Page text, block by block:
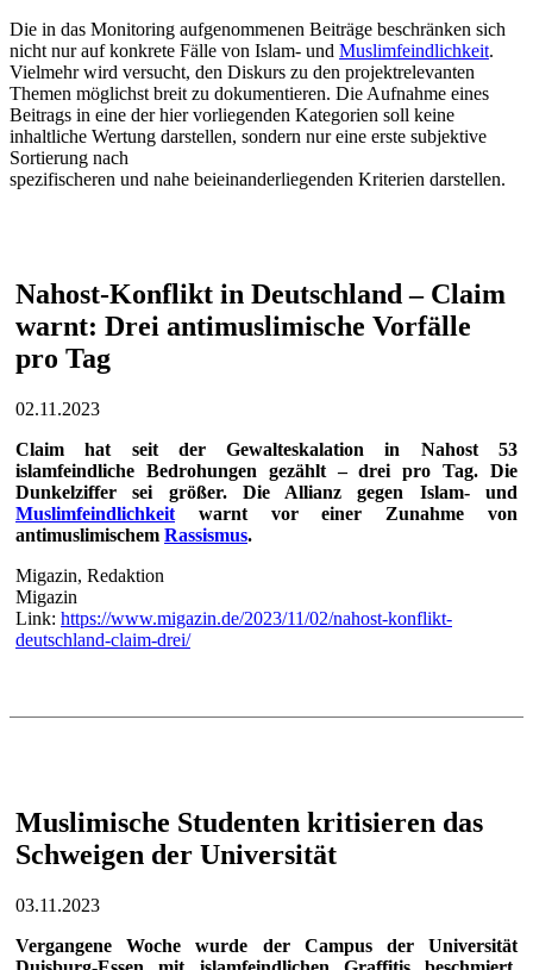
Die in das Monitoring aufgenommenen Beiträge beschränken sich
nicht nur auf konkrete Fälle von Islam- und Muslimfeindlichkeit.
Vielmehr wird versucht, den Diskurs zu den projektrelevanten
Themen möglichst breit zu dokumentieren. Die Aufnahme eines
Beitrags in eine der hier vorliegenden Kategorien soll keine
inhaltliche Wertung darstellen, sondern nur eine erste subjektive
Sortierung nach
spezifischeren und nahe beieinanderliegenden Kriterien darstellen.
Nahost-Konflikt in Deutschland – Claim
warnt: Drei antimuslimische Vorfälle
pro Tag
02.11.2023
Claim hat seit der Gewalteskalation in Nahost 53
islamfeindliche Bedrohungen gezählt – drei pro Tag. Die
Dunkelziffer sei größer. Die Allianz gegen Islam- und
Muslimfeindlichkeit warnt vor einer Zunahme von
antimuslimischem Rassismus.
Migazin, Redaktion
Migazin
Link: https://www.migazin.de/2023/11/02/nahost-konflikt-
deutschland-claim-drei/
Muslimische Studenten kritisieren das
Schweigen der Universität
03.11.2023
Vergangene Woche wurde der Campus der Universität